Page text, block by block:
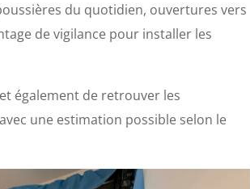
du quotidien, ouvertures vers
de vigilance pour installer les
également de retrouver les
une estimation possible selon le